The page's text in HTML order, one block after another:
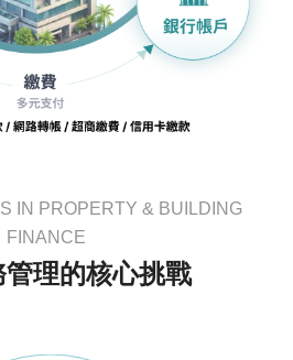
IN PROPERTY & BUILDING
FINANCE
理的核心挑戰